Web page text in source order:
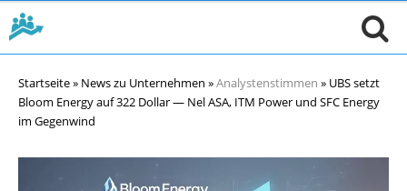
Startseite» News zu Unternehmen »Analystenstimmen » UBS setzt
Bloom Energy auf 322 Dollar — Nel ASA, ITM Power und SFC Energy
im Gegenwind